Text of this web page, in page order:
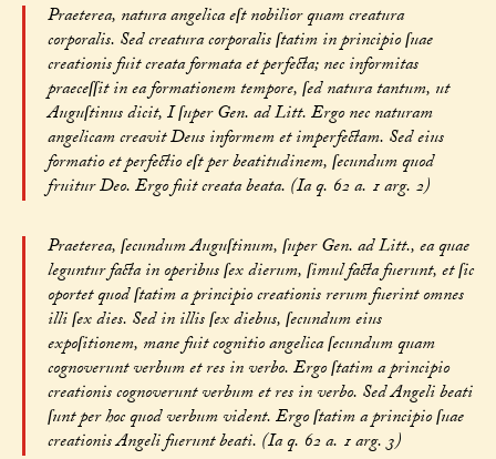
Praeterea, natura angelica eſt nobilior quam creatura
corporalis. Sed creatura corporalis ſtatim in principio ſuae
creationis fuit creata formata et perfecta; nec informitas
praeceſſit in ea formationem tempore, ſed natura tantum, ut
Auguſtinus dicit, I ſuper Gen. ad Litt. Ergo nec naturam
angelicam creavit Deus informem et imperfectam. Sed eius
formatio et perfectio eſt per beatitudinem, ſecundum quod
fruitur Deo. Ergo fuit creata beata. (Ia q. 62 a. 1 arg. 2)
Praeterea, ſecundum Auguſtinum, ſuper Gen. ad Litt., ea quae
leguntur facta in operibus ſex dierum, ſimul facta fuerunt, et ſic
oportet quod ſtatim a principio creationis rerum fuerint omnes
illi ſex dies. Sed in illis ſex diebus, ſecundum eius
expoſitionem, mane fuit cognitio angelica ſecundum quam
cognoverunt verbum et res in verbo. Ergo ſtatim a principio
creationis cognoverunt verbum et res in verbo. Sed Angeli beati
ſunt per hoc quod verbum vident. Ergo ſtatim a principio ſuae
creationis Angeli fuerunt beati. (Ia q. 62 a. 1 arg. 3)